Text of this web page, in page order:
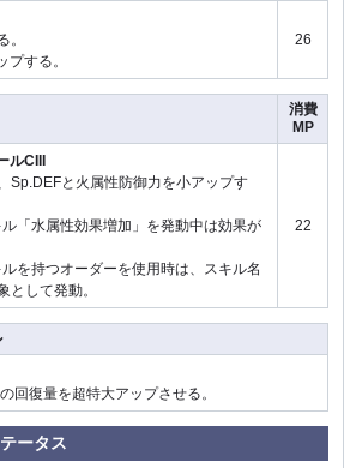
。
する。
26
消費
MP
CIII
Sp.DEFと火属性防御力を小アップす
「水属性効果増加」を発動中は効果が
を持つオーダーを使用時は、スキル名
として発動。
22
回復量を超特大アップさせる。
ータス